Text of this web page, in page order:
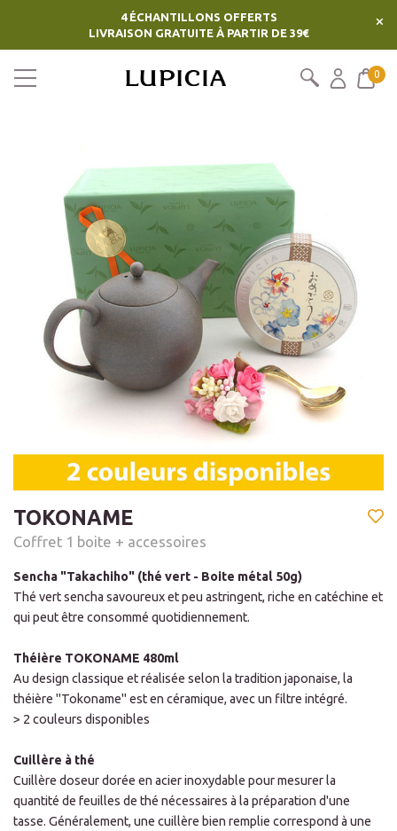
4 ÉCHANTILLONS OFFERTS
LIVRAISON GRATUITE À PARTIR DE 39€
×
0
TOKONAME
Coffret 1 boite + accessoires
Sencha "Takachiho" (thé vert - Boite métal 50g)
Thé vert sencha savoureux et peu astringent, riche en catéchine et
qui peut être consommé quotidiennement.
Théière TOKONAME 480ml
Au design classique et réalisée selon la tradition japonaise, la
théière "Tokoname" est en céramique, avec un filtre intégré.
> 2 couleurs disponibles
Cuillère à thé
Cuillère doseur dorée en acier inoxydable pour mesurer la
quantité de feuilles de thé nécessaires à la préparation d'une
tasse. Généralement, une cuillère bien remplie correspond à une